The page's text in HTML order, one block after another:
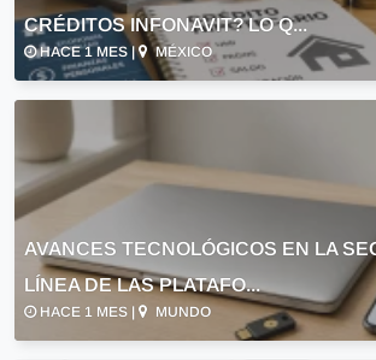
CRÉDITOS INFONAVIT? LO Q...
HACE 1 MES | MÉXICO
AVANCES TECNOLÓGICOS EN LA
LÍNEA DE LAS PLATAFO...
HACE 1 MES | MUNDO